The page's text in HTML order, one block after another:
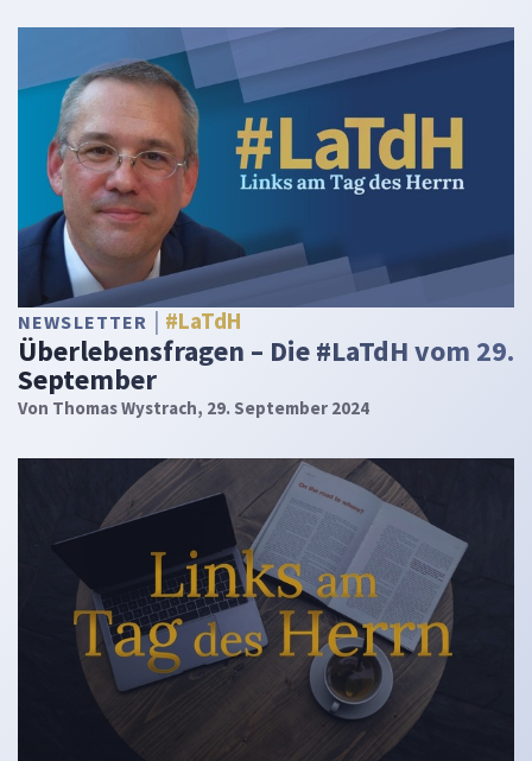
NEWSLETTER #LaTdH
Überlebensfragen – Die #LaTdH vom 29.
September
Von Thomas Wystrach, 29. September 2024